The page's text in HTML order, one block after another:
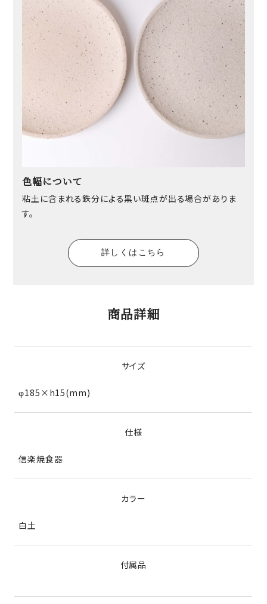
色幅について
粘土に含まれる鉄分による黒い斑点が出る場合がありま
す。
詳しくはこちら
商品詳細
サイズ
φ185×h15(mm)
仕様
信楽焼食器
カラー
白土
付属品